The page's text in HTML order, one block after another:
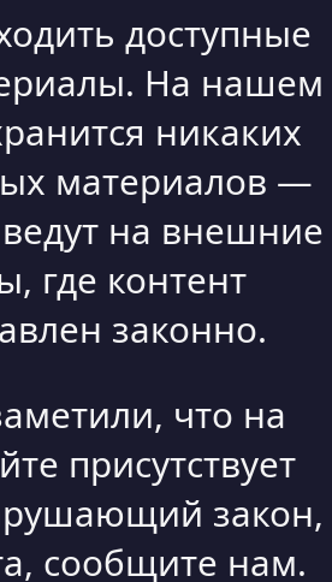
доступные
На нашем
никаких
материалов —
на внешние
где контент
законно.
что на
присутствует
закон,
сообщите нам.